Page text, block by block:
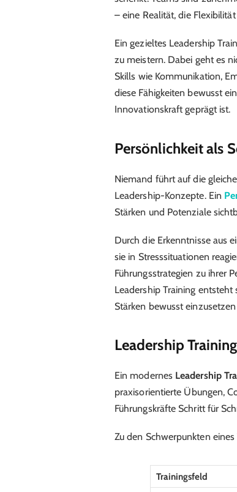
– eine Realität, die
Ein gezieltes Leadership
zu meistern. Dabei geht es
Skills wie Kommunikation,
diese Fähigkeiten bewusst
Innovationskraft geprägt ist.
Persönlichkeit als
Niemand führt auf die
Leadership-Konzepte. Ein
Stärken und Potenziale
Durch die Erkenntnisse aus
sie in Stresssituationen
Führungsstrategien zu ihrer
Leadership Training
Stärken bewusst
Leadership
Ein modernes Leadership
praxisorientierte Übungen,
Führungskräfte Schritt für
Zu den Schwerpunkten
Trainingsfeld